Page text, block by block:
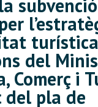
subvenció
del
Comerç i
del pla de